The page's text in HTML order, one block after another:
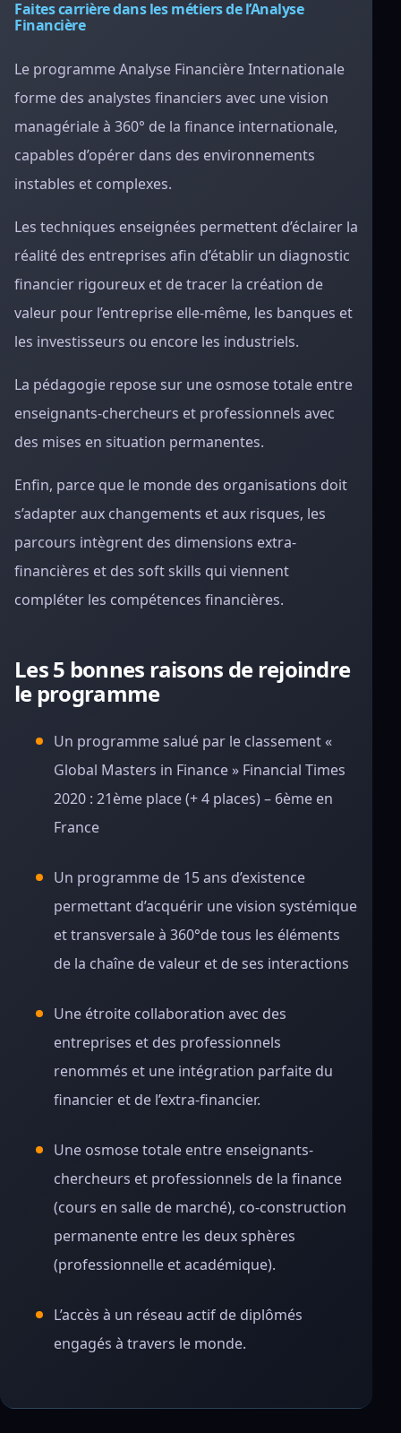
Faites carrière dans les métiers de l’Analyse
Financière
Le programme Analyse Financière Internationale
forme des analystes financiers avec une vision
managériale à 360° de la finance internationale,
capables d’opérer dans des environnements
instables et complexes.
Les techniques enseignées permettent d’éclairer la
réalité des entreprises afin d’établir un diagnostic
financier rigoureux et de tracer la création de
valeur pour l’entreprise elle-même, les banques et
les investisseurs ou encore les industriels.
La pédagogie repose sur une osmose totale entre
enseignants-chercheurs et professionnels avec
des mises en situation permanentes.
Enfin, parce que le monde des organisations doit
s’adapter aux changements et aux risques, les
parcours intègrent des dimensions extra-
financières et des soft skills qui viennent
compléter les compétences financières.
Les 5 bonnes raisons de rejoindre
le programme
Un programme salué par le classement «
Global Masters in Finance » Financial Times
2020 : 21ème place (+ 4 places) – 6ème en
France
Un programme de 15 ans d’existence
permettant d’acquérir une vision systémique
et transversale à 360°de tous les éléments
de la chaîne de valeur et de ses interactions
Une étroite collaboration avec des
entreprises et des professionnels
renommés et une intégration parfaite du
financier et de l’extra-financier.
Une osmose totale entre enseignants-
chercheurs et professionnels de la finance
(cours en salle de marché), co-construction
permanente entre les deux sphères
(professionnelle et académique).
L’accès à un réseau actif de diplômés
engagés à travers le monde.